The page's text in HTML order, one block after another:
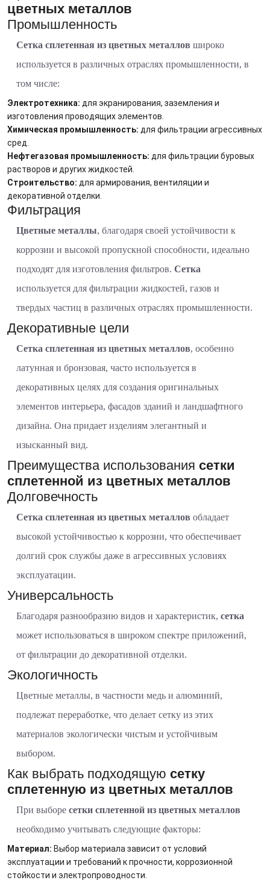
цветных металлов
Промышленность
Сетка сплетенная из цветных металлов широко
используется в различных отраслях промышленности, в
том числе:
Электротехника: для экранирования, заземления и
изготовления проводящих элементов.
Химическая промышленность: для фильтрации агрессивных
сред.
Нефтегазовая промышленность: для фильтрации буровых
растворов и других жидкостей.
Строительство: для армирования, вентиляции и
декоративной отделки.
Фильтрация
Цветные металлы, благодаря своей устойчивости к
коррозии и высокой пропускной способности, идеально
подходят для изготовления фильтров. Сетка
используется для фильтрации жидкостей, газов и
твердых частиц в различных отраслях промышленности.
Декоративные цели
Сетка сплетенная из цветных металлов, особенно
латунная и бронзовая, часто используется в
декоративных целях для создания оригинальных
элементов интерьера, фасадов зданий и ландшафтного
дизайна. Она придает изделиям элегантный и
изысканный вид.
Преимущества использования сетки
сплетенной из цветных металлов
Долговечность
Сетка сплетенная из цветных металлов обладает
высокой устойчивостью к коррозии, что обеспечивает
долгий срок службы даже в агрессивных условиях
эксплуатации.
Универсальность
Благодаря разнообразию видов и характеристик, сетка
может использоваться в широком спектре приложений,
от фильтрации до декоративной отделки.
Экологичность
Цветные металлы, в частности медь и алюминий,
подлежат переработке, что делает сетку из этих
материалов экологически чистым и устойчивым
выбором.
Как выбрать подходящую сетку
сплетенную из цветных металлов
При выборе сетки сплетенной из цветных металлов
необходимо учитывать следующие факторы:
Материал: Выбор материала зависит от условий
эксплуатации и требований к прочности, коррозионной
стойкости и электропроводности.